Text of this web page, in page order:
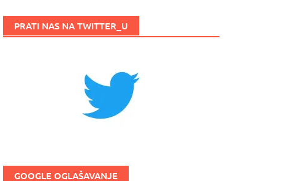
PRATI NAS NA TWITTER_U
GOOGLE OGLAŠAVANJE